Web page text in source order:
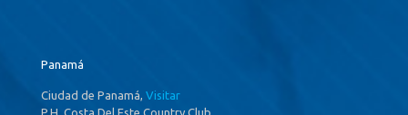
Panamá
Ciudad de Panamá, Visitar
P.H. Costa Del Este Country Club,